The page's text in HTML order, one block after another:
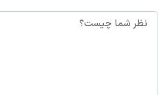
نظر شما چیست؟